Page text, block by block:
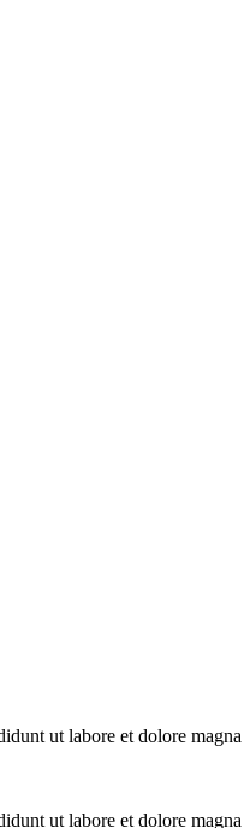
ut labore et dolore
ut labore et dolore